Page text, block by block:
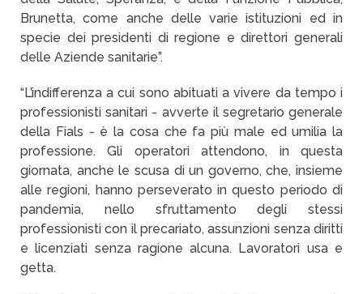
Brunetta, come anche delle varie istituzioni ed in
specie dei presidenti di regione e direttori generali
delle Aziende sanitarie”.
“L’indifferenza a cui sono abituati a vivere da tempo i
professionisti sanitari - avverte il segretario generale
della Fials - è la cosa che fa più male ed umilia la
professione. Gli operatori attendono, in questa
giornata, anche le scusa di un governo, che, insieme
alle regioni, hanno perseverato in questo periodo di
pandemia, nello sfruttamento degli stessi
professionisti con il precariato, assunzioni senza diritti
e licenziati senza ragione alcuna. Lavoratori usa e
getta.